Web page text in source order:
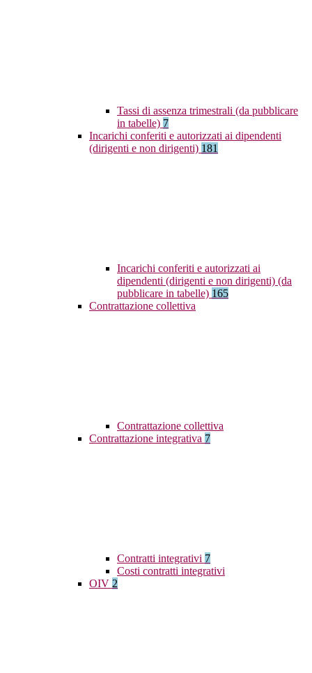
Tassi di assenza trimestrali (da pubblicare
in tabelle) 7
Incarichi conferiti e autorizzati ai dipendenti
(dirigenti e non dirigenti) 181
Incarichi conferiti e autorizzati ai
dipendenti (dirigenti e non dirigenti) (da
pubblicare in tabelle) 165
Contrattazione collettiva
Contrattazione collettiva
Contrattazione integrativa 7
Contratti integrativi 7
Costi contratti integrativi
OIV 2